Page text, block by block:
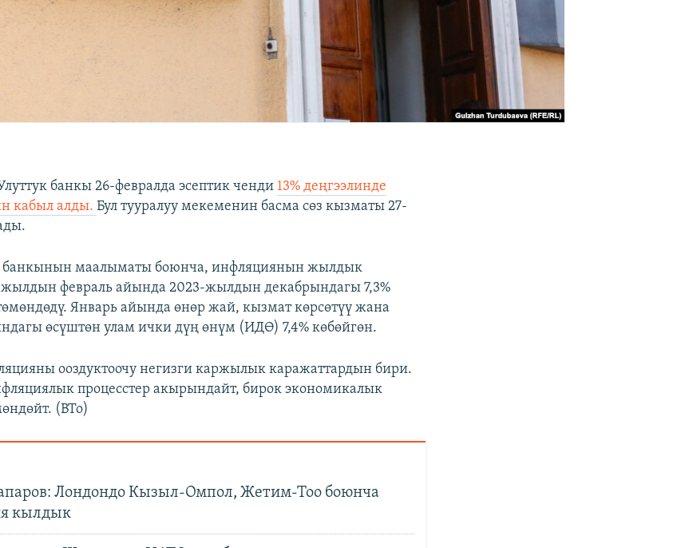
банкы 26-февралда эсептик ченди 13% деңгээлинде
кабыл алды.Бул тууралуу мекеменин басма сөз кызматы 27-
банкынын маалыматы боюнча, инфляциянын жылдык
жылдын февраль айында 2023-жылдын декабрындагы 7,3%
Январь айында өнөр жай, кызмат көрсөтүү жана
өсүштөн улам ички дүң өнүм (ИДӨ) 7,4% көбөйгөн.
ооздуктоочу негизги каржылык каражаттардын бири.
процесстер акырындайт, бирок экономикалык
(BTo)
Лондондо Кызыл-Омпол, Жетим-Тоо боюнча
кылдык